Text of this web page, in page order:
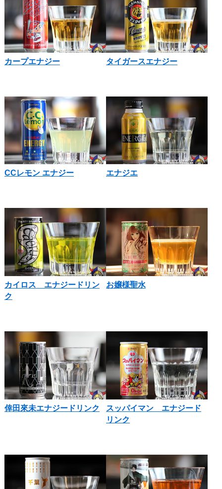
カープエナジー タイガースエナジー
CCレモン エナジー エナジエ
カイロス エナジードリン
ク
お嬢様聖水
倖田來未エナジードリンク
スッパイマン エナジード
リンク